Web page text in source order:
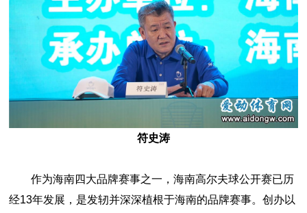
符史涛
作为海南四大品牌赛事之一，海南高尔夫球公开赛已历
经13年发展，是发轫并深深植根于海南的品牌赛事。创办以